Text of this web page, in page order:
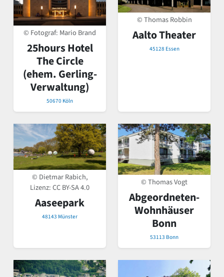
© Fotograf: Mario Brand
25hours Hotel
The Circle
(ehem. Gerling-
Verwaltung)
50670 Köln
© Thomas Robbin
Aalto Theater
45128 Essen
© Dietmar Rabich,
Lizenz:CC BY-SA 4.0
Aaseepark
48143 Münster
© Thomas Vogt
Abgeordneten-
Wohnhäuser
Bonn
53113 Bonn